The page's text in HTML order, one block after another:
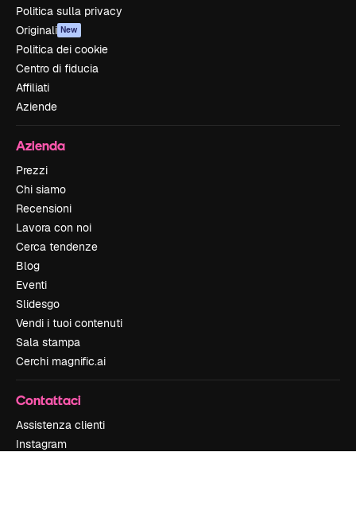
Politica sulla privacy
Originali New
Politica dei cookie
Centro di fiducia
Affiliati
Aziende
Azienda
Prezzi
Chi siamo
Recensioni
Lavora con noi
Cerca tendenze
Blog
Eventi
Slidesgo
Vendi i tuoi contenuti
Sala stampa
Cerchi magnific.ai
Contattaci
Assistenza clienti
Instagram